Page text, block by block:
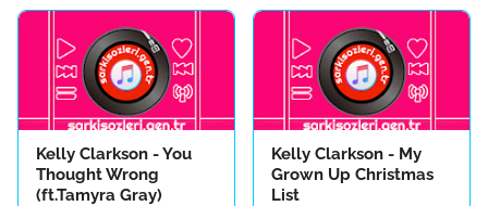
Kelly Clarkson - You
Thought Wrong
(ft.Tamyra Gray)
Kelly Clarkson - My
Grown Up Christmas
List